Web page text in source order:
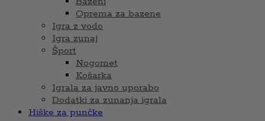
Oprema za bazene
Igra z vodo
Igra zunaj
Šport
Nogomet
Košarka
Igrala za javno uporabo
Dodatki za zunanja igrala
Hiške za punčke